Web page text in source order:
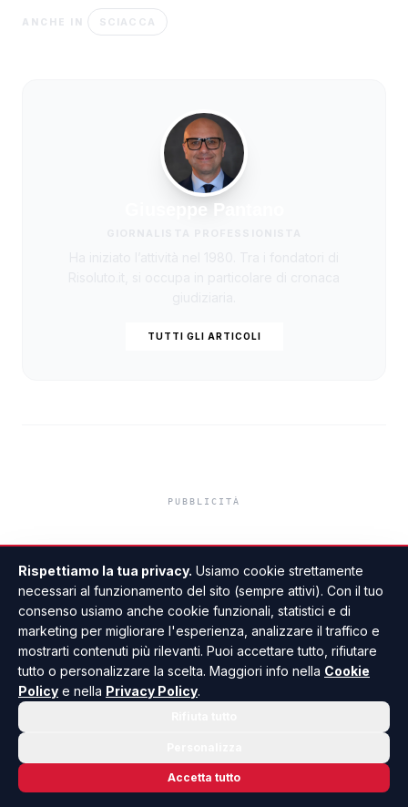
ANCHE IN SCIACCA
Giuseppe Pantano
TUTTI GLI ARTICOLI
Truffa del finto
carabiniere da 40 mila
euro a Palma di
Montechiaro
DI GIUSEPPE PANTANO•24 LUGLIO 2026 · 07:13
Rispettiamo la tua privacy. Usiamo cookie strettamente
necessari al funzionamento del sito (sempre attivi). Con il tuo
consenso usiamo anche cookie funzionali, statistici e di
marketing per migliorare l'esperienza, analizzare il traffico e
mostrarti contenuti più rilevanti. Puoi accettare tutto, rifiutare
tutto o personalizzare la scelta. Maggiori info nella Cookie
Policy e nella Privacy Policy.
Accetta tutto